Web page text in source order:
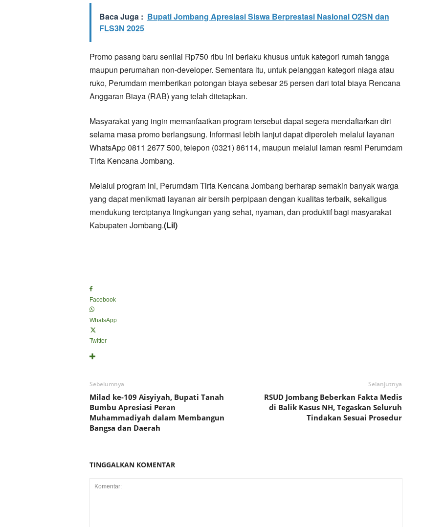
Baca Juga : Bupati Jombang Apresiasi Siswa Berprestasi Nasional O2SN dan
FLS3N 2025
Promo pasang baru senilai Rp750 ribu ini berlaku khusus untuk kategori rumah tangga
maupun perumahan non-developer. Sementara itu, untuk pelanggan kategori niaga atau
ruko, Perumdam memberikan potongan biaya sebesar 25 persen dari total biaya Rencana
Anggaran Biaya (RAB) yang telah ditetapkan.
Masyarakat yang ingin memanfaatkan program tersebut dapat segera mendaftarkan diri
selama masa promo berlangsung. Informasi lebih lanjut dapat diperoleh melalui layanan
WhatsApp 0811 2677 500, telepon (0321) 86114, maupun melalui laman resmi Perumdam
Tirta Kencana Jombang.
Melalui program ini, Perumdam Tirta Kencana Jombang berharap semakin banyak warga
yang dapat menikmati layanan air bersih perpipaan dengan kualitas terbaik, sekaligus
mendukung terciptanya lingkungan yang sehat, nyaman, dan produktif bagi masyarakat
Kabupaten Jombang.(Lil)
Facebook
WhatsApp
Twitter
Sebelumnya
Milad ke-109 Aisyiyah, Bupati Tanah
Bumbu Apresiasi Peran
Muhammadiyah dalam Membangun
Bangsa dan Daerah
Selanjutnya
RSUD Jombang Beberkan Fakta Medis
di Balik Kasus NH, Tegaskan Seluruh
Tindakan Sesuai Prosedur
TINGGALKAN KOMENTAR